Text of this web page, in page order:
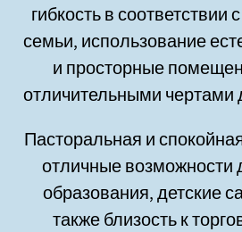
гибкость в соответствии
семьи, использование
и просторные
отличительными чертами
Пасторальная и
отличные возможности
образования, детские
также близость к